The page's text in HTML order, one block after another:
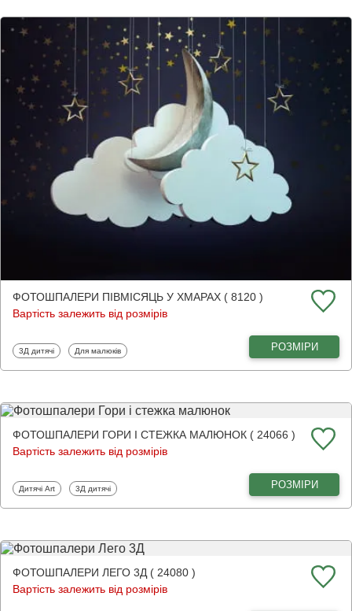
ФОТОШПАЛЕРИ ПІВМІСЯЦЬ У ХМАРАХ ( 8120 )
Вартість залежить від розмірів
Фотошпалери
3Д дитячі Фотошпалери
Для малюків РОЗМІРИ
ФОТОШПАЛЕРИ ГОРИ І СТЕЖКА МАЛЮНОК ( 24066 )
Вартість залежить від розмірів
Фотошпалери
Дитячі Art Фотошпалери
3Д дитячі РОЗМІРИ
ФОТОШПАЛЕРИ ЛЕГО 3Д ( 24080 )
Вартість залежить від розмірів